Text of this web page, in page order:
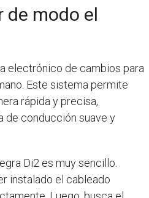
de modo el
electrónico de cambios para
Este sistema permite
rápida y precisa,
de conducción suave y
Di2 es muy sencillo.
instalado el cableado